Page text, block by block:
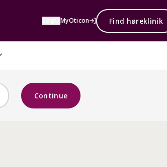
MyOticon Find høreklinik
Continue